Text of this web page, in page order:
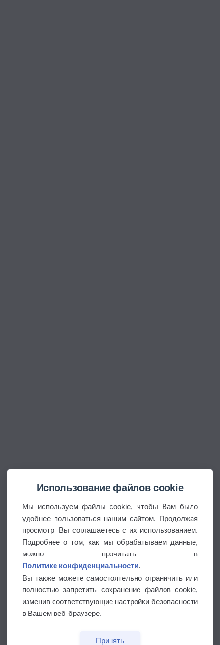
Использование файлов cookie
Мы используем файлы cookie, чтобы Вам было
удобнее пользоваться нашим сайтом. Продолжая
просмотр, Вы соглашаетесь с их использованием.
Подробнее о том, как мы обрабатываем данные,
можно прочитать в
Политике конфиденциальности.
Вы также можете самостоятельно ограничить или
полностью запретить сохранение файлов cookie,
изменив соответствующие настройки безопасности
в Вашем веб-браузере.
Принять